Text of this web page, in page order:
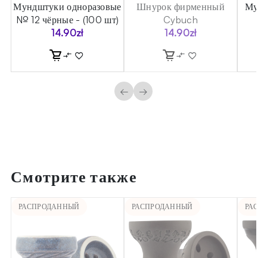
Мундштуки одноразовые
№ 12 чёрные - (100 шт)
14.90zł
Шнурок фирменный
Cybuch
14.90zł
← →
Смотрите также
РАСПРОДАННЫЙ РАСПРОДАННЫЙ